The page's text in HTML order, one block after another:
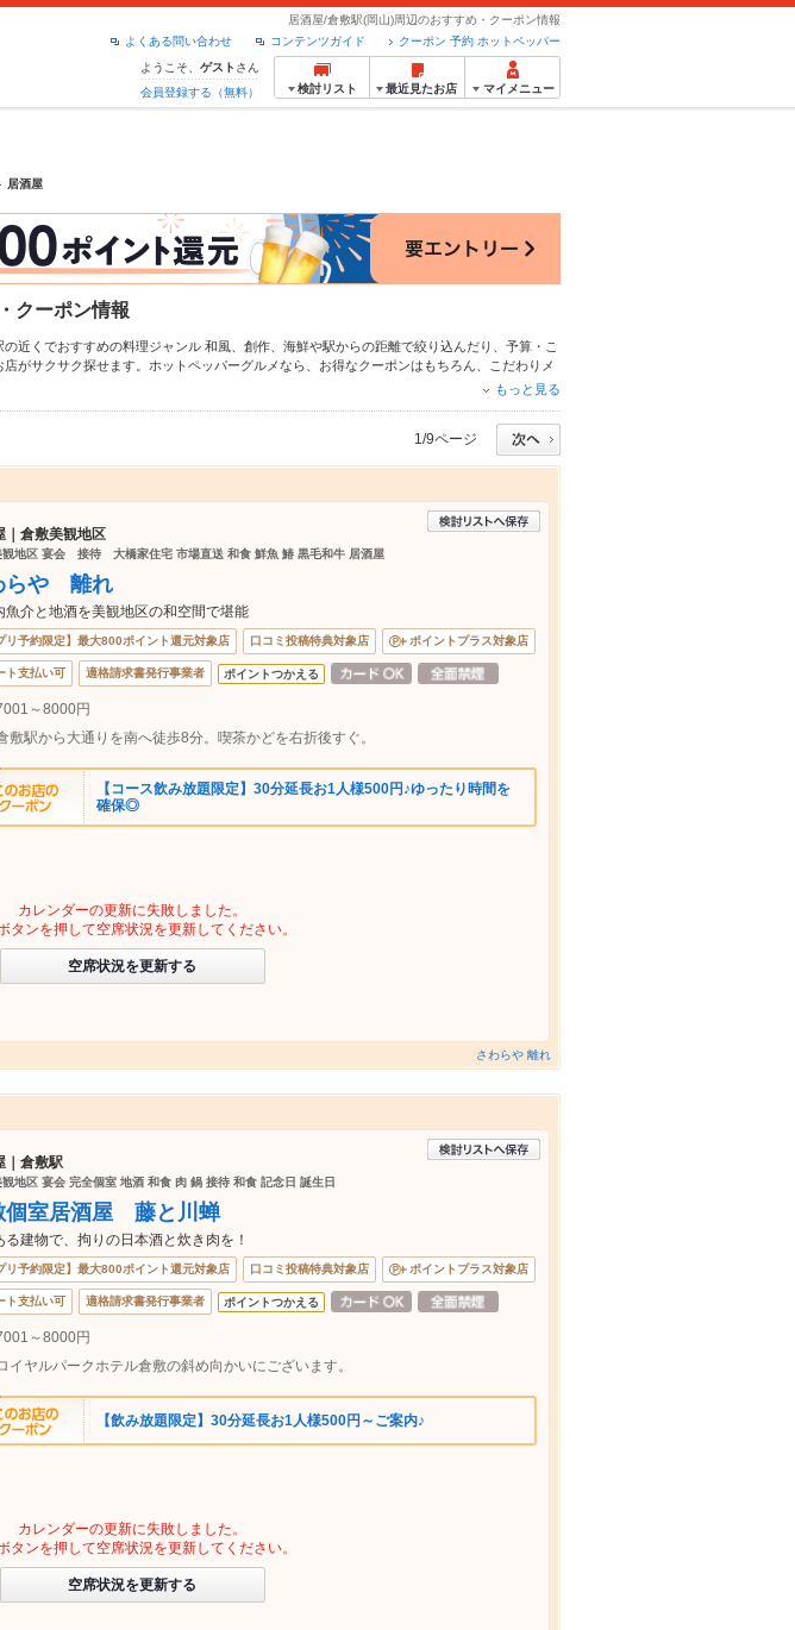
居酒屋/倉敷駅(岡山)周辺のおすすめ・クーポン情報
クーポン 予約 ホットペッパー
コンテンツガイド
よくある問い合わせ
ようこそ、 ゲスト さん
会員登録する（無料）
検討リスト 最近見たお店 マイメニュー
居酒屋
クーポン情報
近くでおすすめの料理ジャンル 和風 創作 海鮮や駅からの距離で絞り込んだり、予算・こ
がサクサク探せます。ホットペッパーグルメなら、お得なクーポンはもちろん、こだわりメ
め料理など、お店の最新情報をご紹介しているので安心！24時間使える簡単便利なネット予約
もっと見る
1/9ページ
｜倉敷美観地区
観地区 宴会 接待 大橋家住宅 市場直送 和食 鮮魚 鰆 黒毛和牛 居酒屋
らや 離れ
魚介と地酒を美観地区の和空間で堪能
リ予約限定】最大800ポイント還元対象店 口コミ投稿特典対象店 ポイントプラス対象店
ト支払い可 適格請求書発行事業者 ポイントつかえる
～8000円
敷駅から大通りを南へ徒歩8分。喫茶かどを右折後すぐ。
【コース飲み放題限定】30分延長お1人様500円♪ゆったり時間を
確保◎
カレンダーの更新に失敗しました。
タンを押して空席状況を更新してください。
空席状況を更新する
さわらや 離れ
｜倉敷駅
地区 宴会 完全個室 地酒 和食 肉 鍋 接待 和食 記念日 誕生日
個室居酒屋 藤と川蝉
る建物で、拘りの日本酒と炊き肉を！
リ予約限定】最大800ポイント還元対象店 口コミ投稿特典対象店 ポイントプラス対象店
ト支払い可 適格請求書発行事業者 ポイントつかえる
～8000円
イヤルパークホテル倉敷の斜め向かいにございます。
【飲み放題限定】30分延長お1人様500円～ご案内♪
カレンダーの更新に失敗しました。
タンを押して空席状況を更新してください。
空席状況を更新する